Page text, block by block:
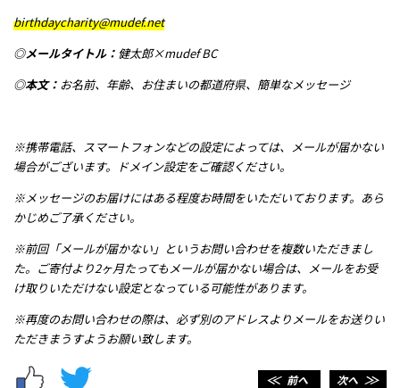
birthdaycharity@mudef.net
◎メールタイトル： 健太郎×mudef BC
◎本文： お名前、年齢、お住まいの都道府県、簡単なメッセージ
※携帯電話、スマートフォンなどの設定によっては、メールが届かない
場合がございます。ドメイン設定をご確認ください。
※メッセージのお届けにはある程度お時間をいただいております。あら
かじめご了承ください。
※前回「メールが届かない」というお問い合わせを複数いただきまし
た。ご寄付より2ヶ月たってもメールが届かない場合は、メールをお受
け取りいただけない設定となっている可能性があります。
※再度のお問い合わせの際は、必ず別のアドレスよりメールをお送りい
ただきまうすようお願い致します。
＜＜前へ 次へ＞＞